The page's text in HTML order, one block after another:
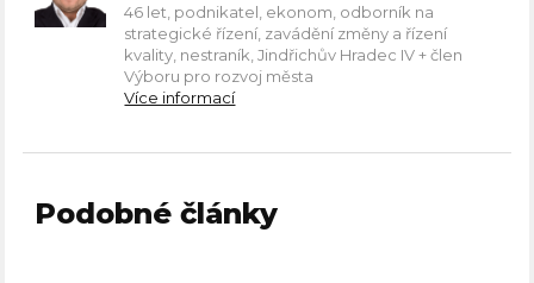
46 let, podnikatel, ekonom, odborník na
strategické řízení, zavádění změny a řízení
kvality, nestraník, Jindřichův Hradec IV + člen
Výboru pro rozvoj města
Více informací
Podobné články